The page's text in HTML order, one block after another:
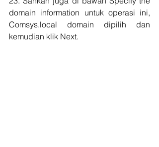
domain information untuk operasi ini,
Comsys.local domain dipilih dan
kemudian klik Next.